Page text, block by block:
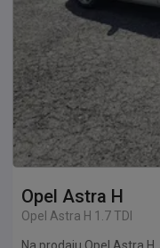
Opel Astra H
Opel Astra H 1.7 TDI